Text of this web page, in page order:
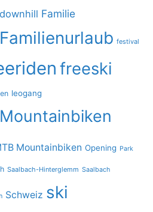
downhill Familie
Familienurlaub festival
freeski
leogang
Mountainbiken
Mountainbiken Opening Park
Saalbach-Hinterglemm Saalbach
Schweiz ski